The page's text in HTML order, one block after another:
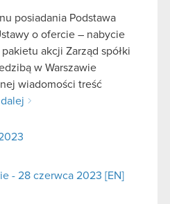
posiadania Podstawa
o ofercie – nabycie
akcji Zarząd spółki
w Warszawie
wiadomości treść
- 28 czerwca 2023 [EN]